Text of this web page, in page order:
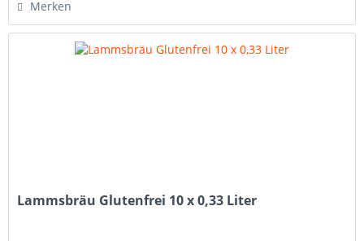
Merken
Lammsbräu Glutenfrei 10 x 0,33 Liter